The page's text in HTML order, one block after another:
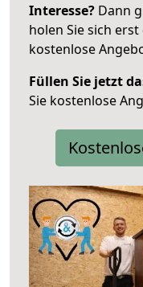
Interesse? Dann
holen Sie sich
kostenlose
Füllen Sie jetzt
Sie kostenlose